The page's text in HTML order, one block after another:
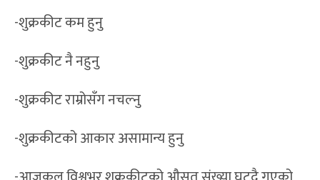
-शुक्रकीट कम हुनु
-शुक्रकीट नै नहुनु
-शुक्रकीट राम्रोसँग नचल्नु
-शुक्रकीटको आकार असामान्य हुनु